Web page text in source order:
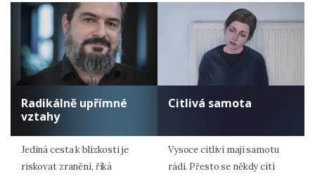
Radikálně upřímné
vztahy
Jediná cesta k blízkosti je
riskovat zranění, říká
Citlivá samota
Vysoce citliví mají samotu
rádi. Přesto se někdy cítí